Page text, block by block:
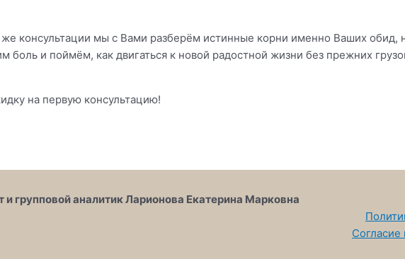
консультации мы с Вами разберём истинные корни именно Ваших обид,
боль и поймём, как двигаться к новой радостной жизни без прежних
на первую консультацию!
групповой аналитик Ларионова Екатерина Марковна
Согласие